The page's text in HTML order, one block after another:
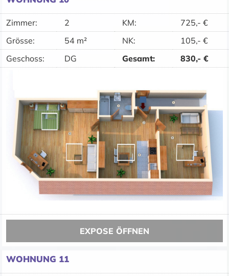
Zimmer:
2
Grösse:
54 m²
Geschoss:
DG
KM: 725,- €
NK: 105,- €
Gesamt: 830,- €
EXPOSE ÖFFNEN
WOHNUNG 11